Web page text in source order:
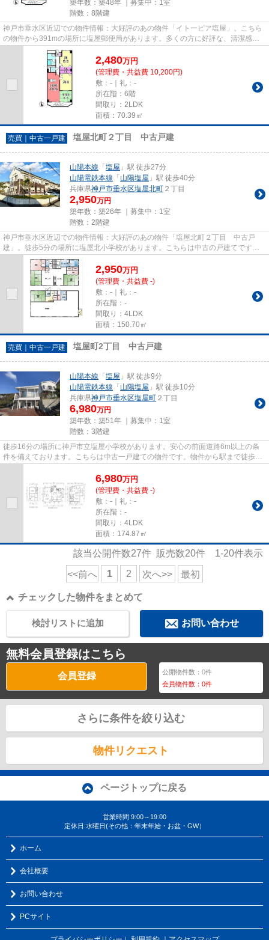
築年数：築48年 ｜募集中： 1室
階数：8階建
神戸市垂水区近辺での物件情報：大好評のあの物件「イトーピア塩屋」。こちら
の物件から391mの場所に塩屋郵便局があります。多くの方に好評な、清潔感の
ある室内が魅力の中古マンショ...
2,480万円
(管理費・共益費 10,200円)
敷：-｜礼：-
所在階：6階
間取り：2LDK
面積：70.39㎡
売買｜中古一戸建 塩屋北町２丁目 中古戸建
山陽本線 「 塩屋 」駅 徒歩27分
山陽電鉄本線 「 山陽塩屋 」駅 徒歩40分
兵庫県神戸市垂水区塩屋北町 ２丁目
2,950万円
築年数：築26年 ｜募集中： 1室
階数：2階建
神戸市垂水区近辺での物件情報：大好評のあの物件「塩屋北町２丁目 中古戸
建」。徒歩5分の場所に塩屋北小学校があります。こちらは中古の戸建てです。
神戸市垂水区や山陽本線塩屋付近...
2,950万円
(管理費・共益費 -)
敷：-｜礼：-
所在階：-
間取り：4LDK
面積：150.70㎡
売買｜中古一戸建 塩屋町2丁目 中古戸建
山陽本線 「 塩屋 」駅 徒歩9分
山陽電鉄本線 「 山陽塩屋 」駅 徒歩10分
兵庫県神戸市垂水区塩屋町 ２丁目
6,980万円
築年数：築51年 ｜募集中： 1室
階数：3階建
徒歩16分の場所に神戸市立塩屋小学校があります。安心の前面道路6m以上の条
件を備えております。こちらは中古一戸建ての物件です。物件から駅まで徒歩9
6,980万円
(管理費・共益費 -)
敷：-｜礼：-
所在階：-
間取り：4LDK
面積：174.87㎡
該当公開件数27件 販売数20件 1-20件表示
<<前へ 1 2 次へ>> 最初
チェックした物件をまとめて
お問い合わせ
検討リストに追加
無料会員登録はこちら
会員登録 公開物件数：0件
会員物件数：0件
さらに条件を絞り込む
物件リクエスト
ページトップに戻る
営業時間:9:00～19:00
定休日:水曜日(その他：年末年始・お盆・GW）
ホーム
会社概要
お問い合わせ
PCサイト